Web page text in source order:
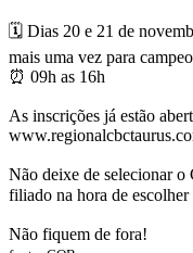
🗓️ Dias 20 e 21 de
mais uma vez para
⏰ 09h as 16h
As inscrições já estão
Não deixe de selecionar
filiado na hora de
Não fiquem de fora!